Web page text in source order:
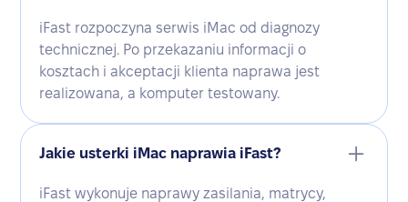
iFast rozpoczyna serwis iMac od diagnozy
technicznej. Po przekazaniu informacji o
kosztach i akceptacji klienta naprawa jest
realizowana, a komputer testowany.
Jakie usterki iMac naprawia iFast?
iFast wykonuje naprawy zasilania, matrycy,